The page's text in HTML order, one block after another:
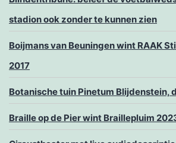
stadion ook zonder te kunnen zien
Boijmans van Beuningen wint RAAK
2017
Botanische tuin Pinetum Blijdenstein,
Braille op de Pier wint Braillepluim